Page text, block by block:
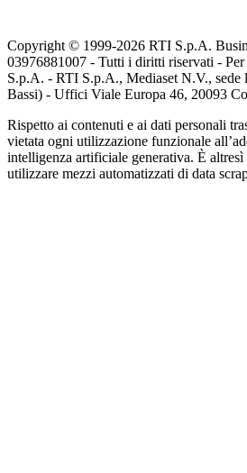
Copyright © 1999-2026 RTI S.p.A.
03976881007 - Tutti i diritti riservati -
S.p.A. - RTI S.p.A., Mediaset N.V., sede
Bassi) - Uffici Viale Europa 46, 20093
Rispetto ai contenuti e ai dati personali
vietata ogni utilizzazione funzionale
intelligenza artificiale generativa. È
utilizzare mezzi automatizzati di data